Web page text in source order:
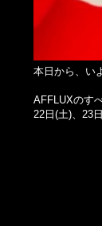
本日から、い
AFFLUXのす
22日(土)、23